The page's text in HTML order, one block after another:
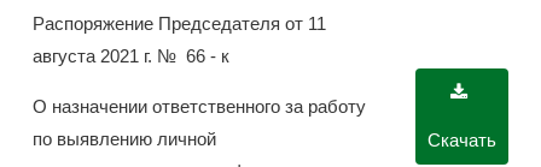
Распоряжение Председателя от 11
августа 2021 г. № 66 - к
О назначении ответственного за работу
по выявлению личной
Скачать